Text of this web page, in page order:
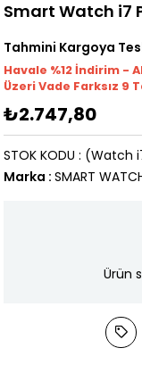
Smart Watch i7
Tahmini Kargoya
Havale %12 İndirim -
Üzeri Vade Farksız 9
₺2.747,80
(Watch
STOK KODU
Marka : SMART
Ürün